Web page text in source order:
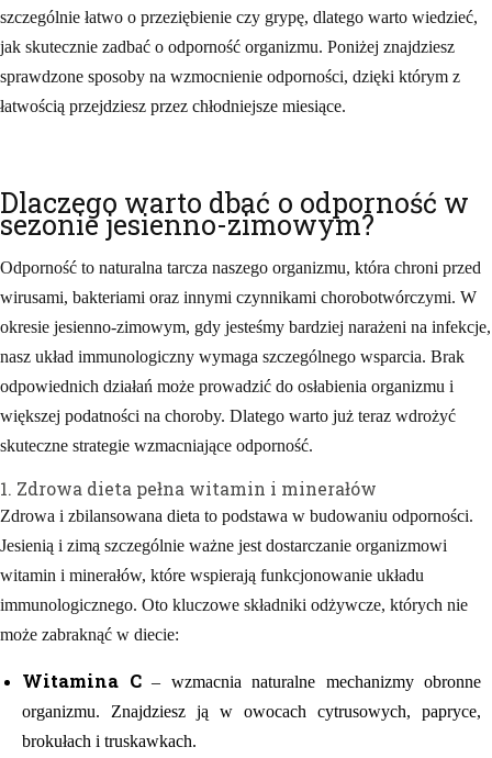
szczególnie łatwo o przeziębienie czy grypę, dlatego warto wiedzieć,
jak skutecznie zadbać o odporność organizmu. Poniżej znajdziesz
sprawdzone sposoby na wzmocnienie odporności, dzięki którym z
łatwością przejdziesz przez chłodniejsze miesiące.
Dlaczego warto dbać o odporność w
sezonie jesienno-zimowym?
Odporność to naturalna tarcza naszego organizmu, która chroni przed
wirusami, bakteriami oraz innymi czynnikami chorobotwórczymi. W
okresie jesienno-zimowym, gdy jesteśmy bardziej narażeni na infekcje,
nasz układ immunologiczny wymaga szczególnego wsparcia. Brak
odpowiednich działań może prowadzić do osłabienia organizmu i
większej podatności na choroby. Dlatego warto już teraz wdrożyć
skuteczne strategie wzmacniające odporność.
1. Zdrowa dieta pełna witamin i minerałów
Zdrowa i zbilansowana dieta to podstawa w budowaniu odporności.
Jesienią i zimą szczególnie ważne jest dostarczanie organizmowi
witamin i minerałów, które wspierają funkcjonowanie układu
immunologicznego. Oto kluczowe składniki odżywcze, których nie
może zabraknąć w diecie:
Witamina C– wzmacnia naturalne mechanizmy obronne
organizmu. Znajdziesz ją w owocach cytrusowych, papryce,
brokułach i truskawkach.